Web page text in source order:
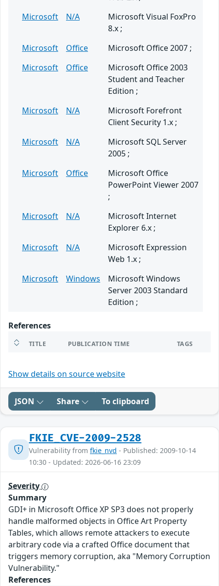
Microsoft
N/A
Microsoft Visual FoxPro
8.x ;
Microsoft
Office
Microsoft Office 2007 ;
Microsoft
Office
Microsoft Office 2003
Student and Teacher
Edition ;
Microsoft
N/A
Microsoft Forefront
Client Security 1.x ;
Microsoft
N/A
Microsoft SQL Server
2005 ;
Microsoft
Office
Microsoft Office
PowerPoint Viewer 2007
;
Microsoft
N/A
Microsoft Internet
Explorer 6.x ;
Microsoft
N/A
Microsoft Expression
Web 1.x ;
Microsoft
Windows
Microsoft Windows
Server 2003 Standard
Edition ;
References
TITLE PUBLICATION TIME TAGS
Show details on source website
JSON Share To clipboard
FKIE_CVE-2009-2528
Vulnerability from fkie_nvd - Published: 2009-10-14
10:30 - Updated: 2026-06-16 23:09
Severity
Summary
GDI+ in Microsoft Office XP SP3 does not properly
handle malformed objects in Office Art Property
Tables, which allows remote attackers to execute
arbitrary code via a crafted Office document that
triggers memory corruption, aka "Memory Corruption
Vulnerability."
References